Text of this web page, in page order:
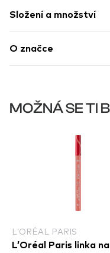
Složení a množství
O značce
MOŽNÁ SE TI
L’ORÉAL PARIS
L’Oréal Paris linka